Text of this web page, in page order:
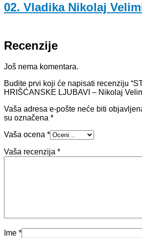
02. Vladika Nikolaj
Recenzije
Još nema komentara.
Budite prvi koji će napisati recenziju
HRIŠĆANSKE LJUBAVI – Nikolaj
Vaša adresa e-pošte neće biti
su označena *
Vaša ocena *
Vaša recenzija *
Ime *